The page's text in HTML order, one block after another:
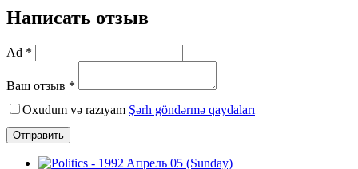
Написать отзыв
Ad *
Ваш отзыв *
Oxudum və razıyam Şərh göndərmə qaydaları
Отправить